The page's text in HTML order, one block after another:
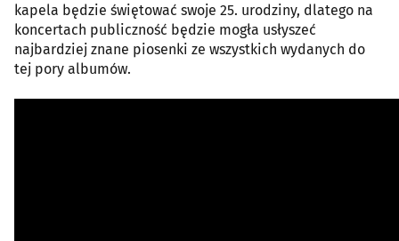
kapela będzie świętować swoje 25. urodziny, dlatego na
koncertach publiczność będzie mogła usłyszeć
najbardziej znane piosenki ze wszystkich wydanych do
tej pory albumów.